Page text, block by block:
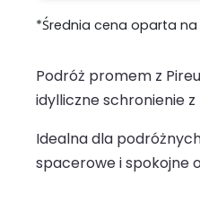
*Średnia cena oparta
Podróż promem z
idylliczne schronienie
Idealna dla
spacerowe i spokojne